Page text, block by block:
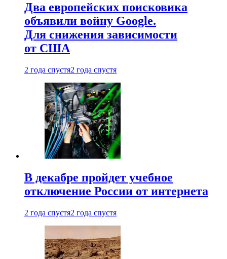
Два европейских поисковика
объявили войну Google.
Для снижения зависимости
от США
2 года спустя2 года спустя
В декабре пройдет учебное
отключение России от интернета
2 года спустя2 года спустя